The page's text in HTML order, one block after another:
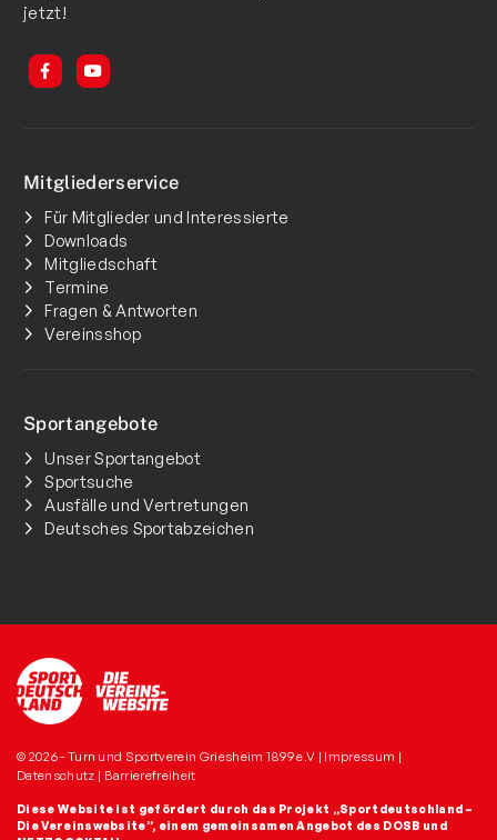
jetzt!
Mitgliederservice
Für Mitglieder und Interessierte
Downloads
Mitgliedschaft
Termine
Fragen & Antworten
Vereinsshop
Sportangebote
Unser Sportangebot
Sportsuche
Ausfälle und Vertretungen
Deutsches Sportabzeichen
© 2026 - Turn und Sportverein Griesheim 1899 e.V | Impressum |
Datenschutz | Barrierefreiheit
Diese Website ist gefördert durch das Projekt „Sportdeutschland –
Die Vereinswebsite”, einem gemeinsamen Angebot des DOSB und